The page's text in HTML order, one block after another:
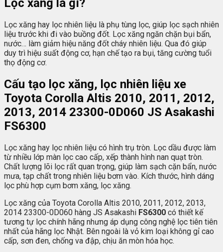
Lọc xăng là gì?
Lọc xăng hay lọc nhiên liệu là phụ tùng lọc, giúp lọc sạch nhiên
liệu trước khi đi vào buồng đốt. Lọc xăng ngăn chặn bụi bẩn,
nước… làm giảm hiệu năng đốt cháy nhiên liệu. Qua đó giúp
duy trì hiệu suất động cơ, hạn chế tạo ra bụi, tăng cường tuổi
thọ động cơ.
Cấu tạo lọc xăng, lọc nhiên liệu xe
Toyota Corolla Altis 2010, 2011, 2012,
2013, 2014 23300-0D060 JS Asakashi
FS6300
Lọc xăng hay lọc nhiên liệu có hình trụ tròn. Lọc dầu được làm
từ nhiều lớp màn lọc cao cấp, xếp thành hình nan quạt tròn.
Chất lượng lõi lọc rất quan trọng, giúp làm sạch cặn bẩn, nước
mưa, tạp chất trong nhiên liệu bơm vào. Kích thước, hình dáng
lọc phù hợp cụm bơm xăng, lọc xăng.
Lọc xăng của Toyota Corolla Altis 2010, 2011, 2012, 2013,
2014 23300-0D060 hàng JS Asakashi FS6300 có thiết kế
tương tự lọc chính hãng nhưng áp dụng công nghệ lọc tiên tiên
nhất của hãng lọc Nhật. Bên ngoài là vỏ kim loại không gỉ cao
cấp, sơn đen, chống va đập, chịu ăn mòn hóa học.